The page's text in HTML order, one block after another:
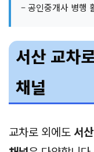
– 공인중개사 병행
서산 교차
채널
교차로 외에도서